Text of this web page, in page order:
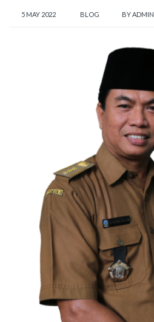
5 MAY 2022 BLOG BYADMIN